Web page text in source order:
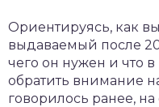
Ориентируясь, как
выдаваемый после
чего он нужен и что
обратить внимание
говорилось ранее,